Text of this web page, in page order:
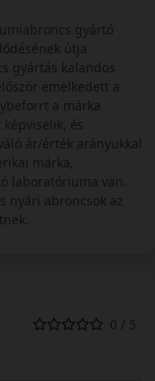
gyártó
útja
gyártás kalandos
emelkedett a
a márka
és
ár/érték arányukkal
márka,
laboratóriuma van.
nyári abroncsok az
0 / 5